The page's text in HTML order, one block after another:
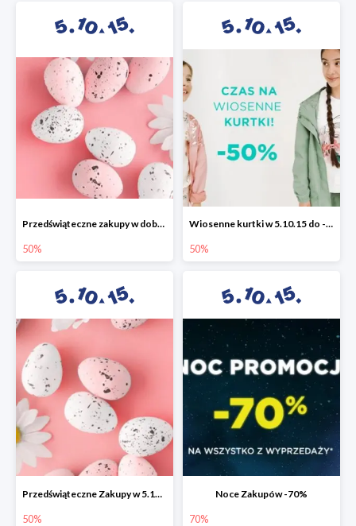
Przedświąteczne zakupy w dobrym stylu -50%
50%
Wiosenne kurtki w 5.10.15 do -50%
50%
Przedświąteczne Zakupy w 5.10.15 do -50%
50%
Noce Zakupów -70%
70%